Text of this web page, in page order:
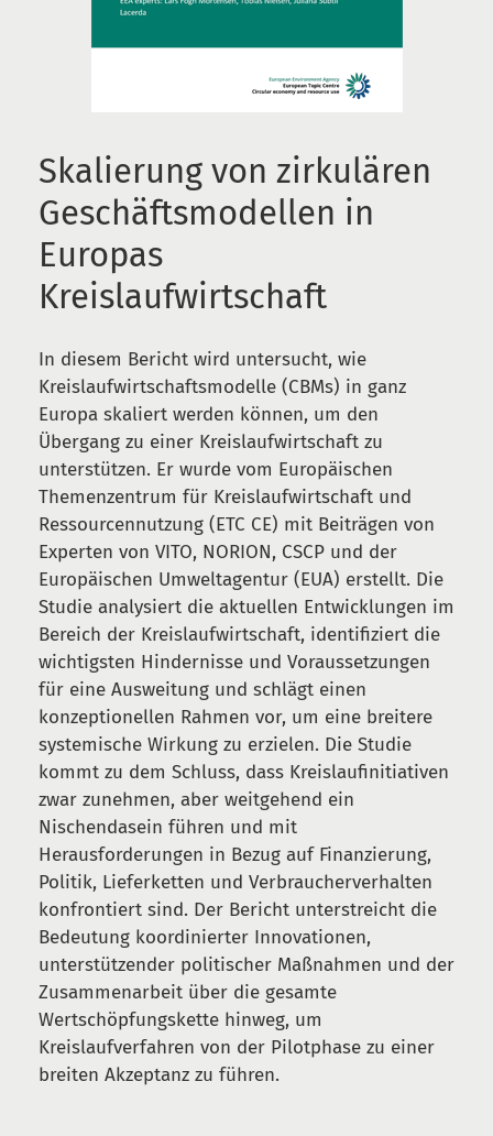
Skalierung von zirkulären
Geschäftsmodellen in
Europas
Kreislaufwirtschaft
In diesem Bericht wird untersucht, wie
Kreislaufwirtschaftsmodelle (CBMs) in ganz
Europa skaliert werden können, um den
Übergang zu einer Kreislaufwirtschaft zu
unterstützen. Er wurde vom Europäischen
Themenzentrum für Kreislaufwirtschaft und
Ressourcennutzung (ETC CE) mit Beiträgen von
Experten von VITO, NORION, CSCP und der
Europäischen Umweltagentur (EUA) erstellt. Die
Studie analysiert die aktuellen Entwicklungen im
Bereich der Kreislaufwirtschaft, identifiziert die
wichtigsten Hindernisse und Voraussetzungen
für eine Ausweitung und schlägt einen
konzeptionellen Rahmen vor, um eine breitere
systemische Wirkung zu erzielen. Die Studie
kommt zu dem Schluss, dass Kreislaufinitiativen
zwar zunehmen, aber weitgehend ein
Nischendasein führen und mit
Herausforderungen in Bezug auf Finanzierung,
Politik, Lieferketten und Verbraucherverhalten
konfrontiert sind. Der Bericht unterstreicht die
Bedeutung koordinierter Innovationen,
unterstützender politischer Maßnahmen und der
Zusammenarbeit über die gesamte
Wertschöpfungskette hinweg, um
Kreislaufverfahren von der Pilotphase zu einer
breiten Akzeptanz zu führen.